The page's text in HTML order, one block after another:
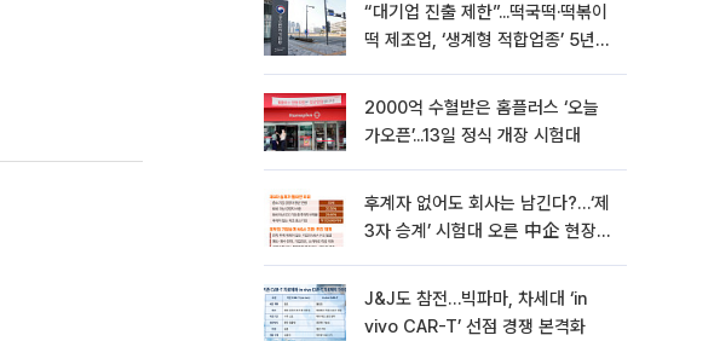
“대기업 진출 제한”...떡국떡·떡볶이
떡 제조업, ‘생계형 적합업종’ 5년
2000억 수혈받은 홈플러스 ‘오늘
가오픈’...13일 정식 개장 시험대
후계자 없어도 회사는 남긴다?…‘제
3자 승계’ 시험대 오른 中企 현장
J&J도 참전…빅파마, 차세대 ‘in
vivo CAR-T’ 선점 경쟁 본격화